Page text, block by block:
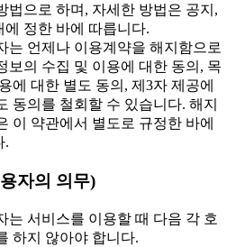
법으로 하며, 자세한 방법은 공지,
에 정한 바에 따릅니다.
는 언제나 이용계약을 해지함으로
보의 수집 및 이용에 대한 동의, 목
에 대한 별도 동의, 제3자 제공에
동의를 철회할 수 있습니다. 해지
이 약관에서 별도로 규정한 바에
.
자의 의무)
서비스를 이용할 때 다음 각 호
하지 않아야 합니다.